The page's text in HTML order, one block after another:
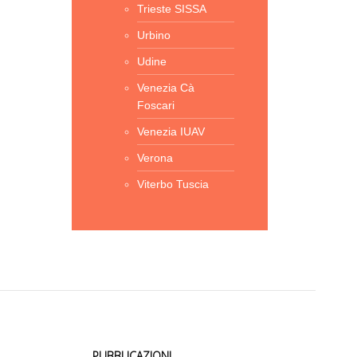
Trieste SISSA
Urbino
Udine
Venezia Cà
Foscari
Venezia IUAV
Verona
Viterbo Tuscia